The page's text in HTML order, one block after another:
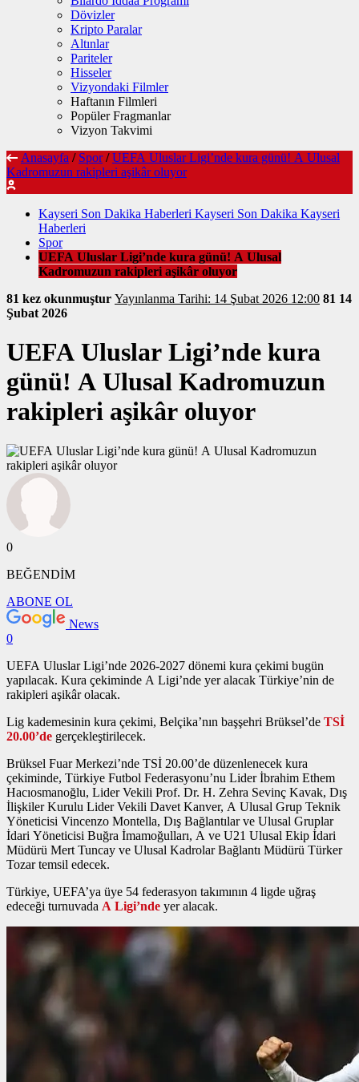
Dövizler
Kripto Paralar
Altınlar
Pariteler
Hisseler
Vizyondaki Filmler
Haftanın Filmleri
Popüler Fragmanlar
Vizyon Takvimi
Anasayfa / Spor / UEFA Uluslar Ligi’nde kura günü! A Ulusal
Kadromuzun rakipleri aşikâr oluyor
Kayseri Son Dakika Haberleri Kayseri Son Dakika Kayseri
Haberleri
Spor
UEFA Uluslar Ligi’nde kura günü! A Ulusal
Kadromuzun rakipleri aşikâr oluyor
81 kez okunmuştur
Yayınlanma Tarihi: 14 Şubat 2026 12:00 81 14
Şubat 2026
UEFA Uluslar Ligi’nde kura
günü! A Ulusal Kadromuzun
rakipleri aşikâr oluyor
0
BEĞENDİM
ABONE OL
News
0
UEFA Uluslar Ligi’nde 2026-2027 dönemi kura çekimi bugün
yapılacak. Kura çekiminde A Ligi’nde yer alacak Türkiye’nin de
rakipleri aşikâr olacak.
Lig kademesinin kura çekimi, Belçika’nın başşehri Brüksel’de TSİ
20.00’de gerçekleştirilecek.
Brüksel Fuar Merkezi’nde TSİ 20.00’de düzenlenecek kura
çekiminde, Türkiye Futbol Federasyonu’nu Lider İbrahim Ethem
Hacıosmanoğlu, Lider Vekili Prof. Dr. H. Zehra Sevinç Kavak, Dış
İlişkiler Kurulu Lider Vekili Davet Kanver, A Ulusal Grup Teknik
Yöneticisi Vincenzo Montella, Dış Bağlantılar ve Ulusal Gruplar
İdari Yöneticisi Buğra İmamoğulları, A ve U21 Ulusal Ekip İdari
Müdürü Mert Tuncay ve Ulusal Kadrolar Bağlantı Müdürü Türker
Tozar temsil edecek.
Türkiye, UEFA’ya üye 54 federasyon takımının 4 ligde uğraş
edeceği turnuvada A Ligi’nde yer alacak.